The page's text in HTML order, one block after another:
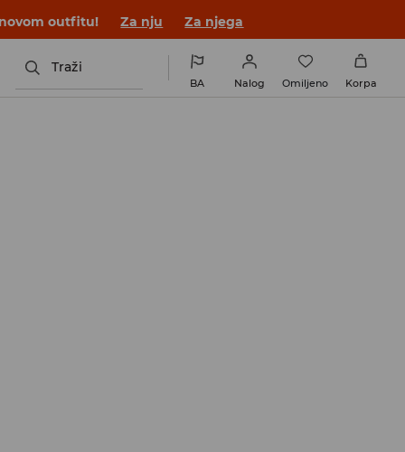
outfitu! Za nju Za njega
Traži
BA Nalog Omiljeno Korpa